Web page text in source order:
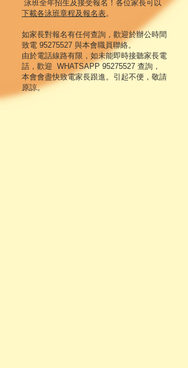
泳班全年招生及接受報名！各位家長可以
下載各泳班章程及報名表。
如家長對報名有任何查詢，歡迎於辦公時間
致電 95275527 與本會職員聯絡。
由於電話線路有限，如未能即時接聽家長電
話，歡迎 WHATSAPP 95275527 查詢，
本會會盡快致電家長跟進。 引起不便，敬請
原諒。